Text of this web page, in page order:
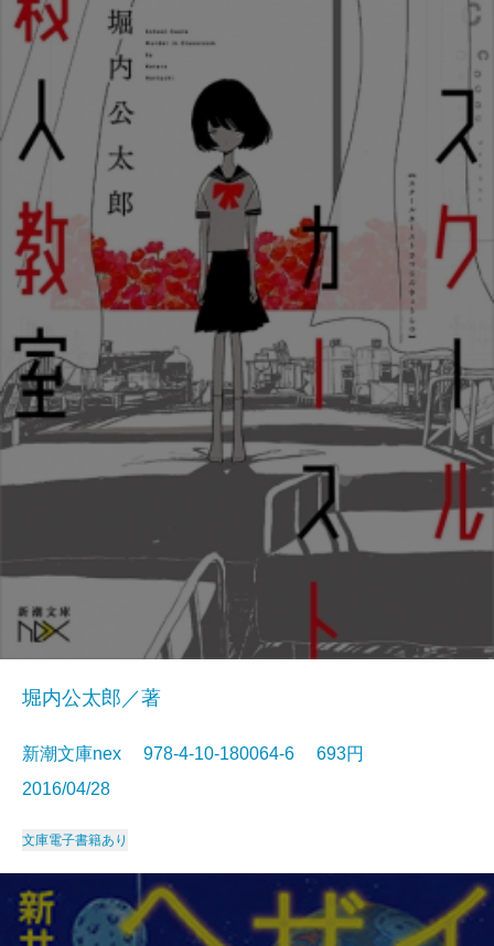
堀内公太郎／著
新潮文庫nex 978-4-10-180064-6 693円
2016/04/28
文庫電子書籍あり